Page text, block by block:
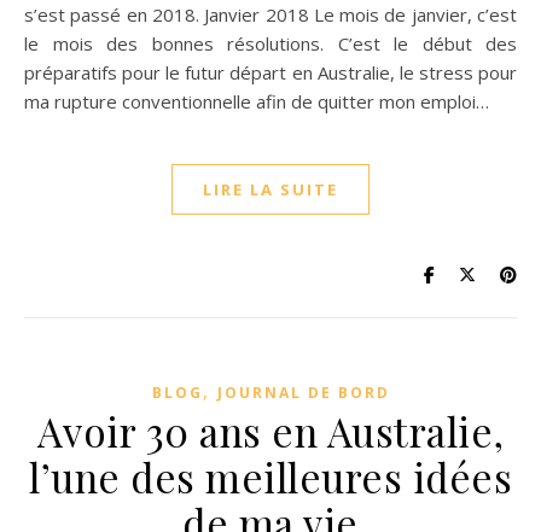
s’est passé en 2018. Janvier 2018 Le mois de janvier, c’est
le mois des bonnes résolutions. C’est le début des
préparatifs pour le futur départ en Australie, le stress pour
ma rupture conventionnelle afin de quitter mon emploi…
LIRE LA SUITE
BLOG , JOURNAL DE BORD
Avoir 30 ans en Australie,
l’une des meilleures idées